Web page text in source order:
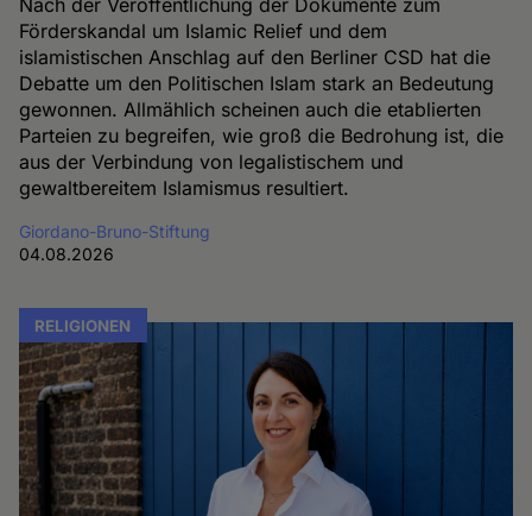
Nach der Veröffentlichung der Dokumente zum
Förderskandal um Islamic Relief und dem
islamistischen Anschlag auf den Berliner CSD hat die
Debatte um den Politischen Islam stark an Bedeutung
gewonnen. Allmählich scheinen auch die etablierten
Parteien zu begreifen, wie groß die Bedrohung ist, die
aus der Verbindung von legalistischem und
gewaltbereitem Islamismus resultiert.
Giordano-Bruno-Stiftung
04.08.2026
RELIGIONEN